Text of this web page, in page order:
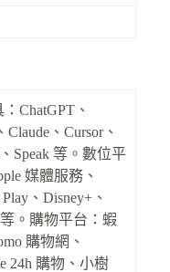
ChatGPT、
Claude、Cursor、
Speak 等。數位平
媒體服務、
、Disney+、
。購物平台：蝦
購物網、
24h 購物、小樹